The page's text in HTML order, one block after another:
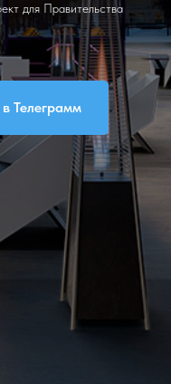
для Правительства
Телеграмм